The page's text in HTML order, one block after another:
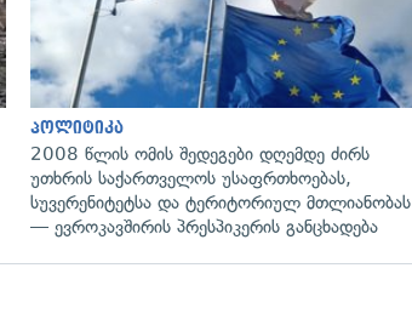
პოლიტიკა
2008 წლის ომის შედეგები დღემდე ძირს
უთხრის საქართველოს უსაფრთხოებას,
სუვერენიტეტსა და ტერიტორიულ მთლიანობას
— ევროკავშირის პრესპიკერის განცხადება